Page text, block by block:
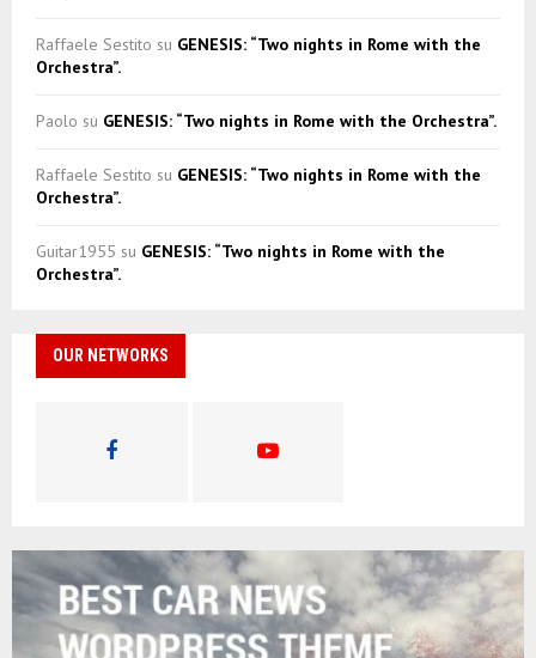
Raffaele Sestito su GENESIS: “Two nights in Rome with the
Orchestra”.
Paolo su GENESIS: “Two nights in Rome with the Orchestra”.
Raffaele Sestito su GENESIS: “Two nights in Rome with the
Orchestra”.
Guitar1955 su GENESIS: “Two nights in Rome with the
Orchestra”.
OUR NETWORKS